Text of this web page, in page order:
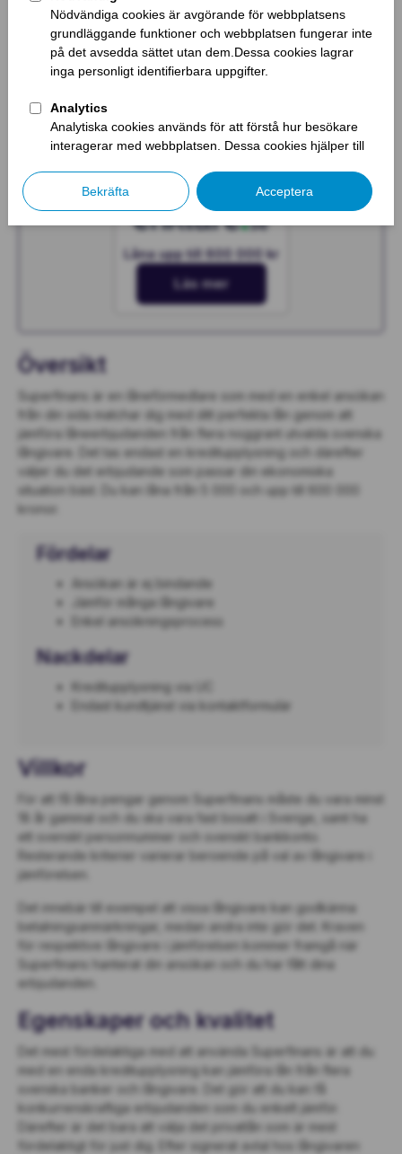
Läs mer
Låna upp till 600 000 kr
Läs mer
Låna upp till 600 000 kr
Läs mer
Översikt
Superfinans är en låneförmedlare som med en enkel ansökan
från din sida matchar dig med ditt perfekta lån genom att
jämföra låneerbjudanden från flera noggrant utvalda svenska
långivare. Det tas endast en kreditupplysning och därefter
väljer du det erbjudande som passar din ekonomiska
situation bäst. Du kan låna från 5 000 och upp till 600 000
kronor.
Fördelar
Ansökan är ej bindande
Jämför många långivare
Enkel ansökningsprocess
Nackdelar
Kreditupplysning via UC
Endast kundtjänst via kontaktformulär
Villkor
För att få låna pengar genom Superfinans måste du vara minst
18 år gammal och du ska vara fast bosatt i Sverige, samt ha
ett svenskt personnummer och svenskt bankkonto.
Resterande kriterier varierar beroende på val av långivare i
jämförelsen.
Det innebär till exempel att vissa långivare kan godkänna
betalningsanmärkningar, medan andra inte gör det. Kraven
för respektive långivare i jämförelsen kommer framgå när
Superfinans hanterat din ansökan och du har fått dina
erbjudanden.
Egenskaper och kvalitet
Det mest fördelaktiga med att använda Superfinans är att du
med en enda kreditupplysning kan jämföra lån från flera
svenska banker och långivare. Det gör att du kan få
konkurrenskraftiga erbjudanden som du enkelt jämför.
Därefter är det bara att välja det privatlån som är mest
fördelaktigt för just dig. Efter signerat avtal hos långivaren